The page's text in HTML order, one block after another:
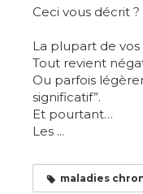
Ceci vous décrit ?
La plupart de vos
Tout revient
Ou parfois
significatif”.
Et pourtant…
Les ...
maladies